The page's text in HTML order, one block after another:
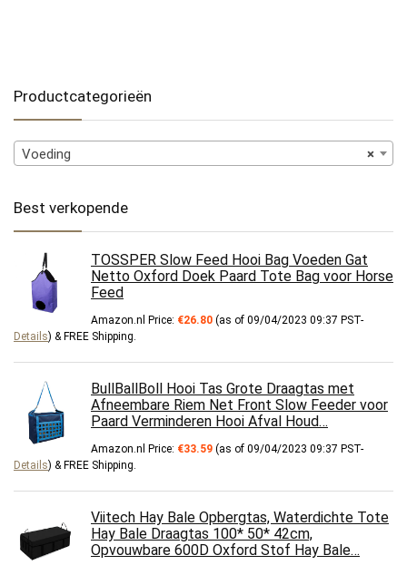
Productcategorieën
×
Voeding
Best verkopende
TOSSPER Slow Feed Hooi Bag Voeden Gat
Netto Oxford Doek Paard Tote Bag voor Horse
Feed
Amazon.nl Price: €26.80 (as of 09/04/2023 09:37 PST-
Details) & FREE Shipping
BullBallBoll Hooi Tas Grote Draagtas met
Afneembare Riem Net Front Slow Feeder voor
Paard Verminderen Hooi Afval Houd…
Amazon.nl Price: €33.59 (as of 09/04/2023 09:37 PST-
Details) & FREE Shipping
Viitech Hay Bale Opbergtas, Waterdichte Tote
Hay Bale Draagtas 100* 50* 42cm,
Opvouwbare 600D Oxford Stof Hay Bale…